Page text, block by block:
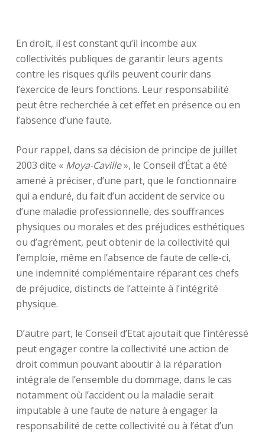
En droit, il est constant qu’il incombe aux
collectivités publiques de garantir leurs agents
contre les risques qu’ils peuvent courir dans
l’exercice de leurs fonctions. Leur responsabilité
peut être recherchée à cet effet en présence ou en
l’absence d’une faute.
Pour rappel, dans sa décision de principe de juillet
2003 dite « Moya-Caville», le Conseil d’État a été
amené à préciser, d’une part, que le fonctionnaire
qui a enduré, du fait d’un accident de service ou
d’une maladie professionnelle, des souffrances
physiques ou morales et des préjudices esthétiques
ou d’agrément, peut obtenir de la collectivité qui
l’emploie, même en l’absence de faute de celle-ci,
une indemnité complémentaire réparant ces chefs
de préjudice, distincts de l’atteinte à l’intégrité
physique.
D’autre part, le Conseil d’Etat ajoutait que l’intéressé
peut engager contre la collectivité une action de
droit commun pouvant aboutir à la réparation
intégrale de l’ensemble du dommage, dans le cas
notamment où l’accident ou la maladie serait
imputable à une faute de nature à engager la
responsabilité de cette collectivité ou à l’état d’un